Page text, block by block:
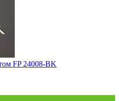
FP ​​24008-BK